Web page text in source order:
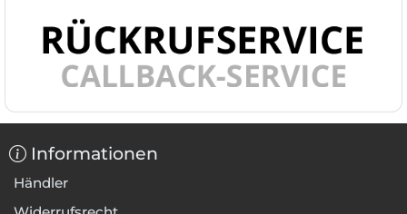
Informationen
Händler